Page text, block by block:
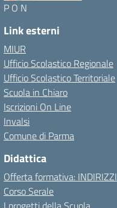
P O N
Link esterni
MIUR
Ufficio Scolastico Regionale
Ufficio Scolastico Territoriale
Scuola in Chiaro
Iscrizioni On Line
Invalsi
Comune di Parma
Didattica
Offerta formativa: INDIRIZZI
Corso Serale